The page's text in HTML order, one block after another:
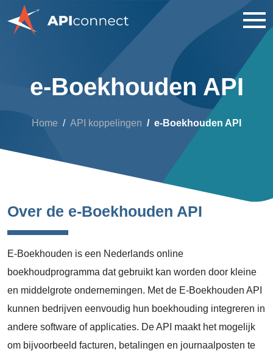
e-Boekhouden API
Home API koppelingen e-Boekhouden API
Over de e-Boekhouden API
E-Boekhouden is een Nederlands online
boekhoudprogramma dat gebruikt kan worden door kleine
en middelgrote ondernemingen. Met de E-Boekhouden API
kunnen bedrijven eenvoudig hun boekhouding integreren in
andere software of applicaties. De API maakt het mogelijk
om bijvoorbeeld facturen, betalingen en journaalposten te